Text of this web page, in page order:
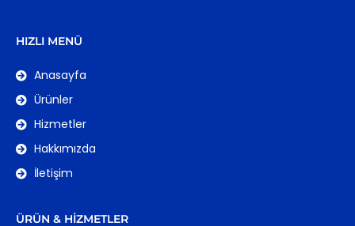
HIZLI MENÜ
Anasayfa
Ürünler
Hizmetler
Hakkımızda
İletişim
ÜRÜN & HIZMETLER